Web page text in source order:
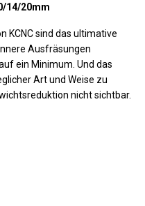
14/20mm
KCNC sind das ultimative
Ausfräsungen
ein Minimum. Und das
Art und Weise zu
nicht sichtbar.